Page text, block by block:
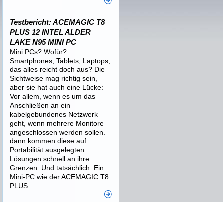
Testbericht: ACEMAGIC T8
PLUS 12 INTEL ALDER
LAKE N95 MINI PC
Mini PCs? Wofür?
Smartphones, Tablets, Laptops,
das alles reicht doch aus? Die
Sichtweise mag richtig sein,
aber sie hat auch eine Lücke:
Vor allem, wenn es um das
Anschließen an ein
kabelgebundenes Netzwerk
geht, wenn mehrere Monitore
angeschlossen werden sollen,
dann kommen diese auf
Portabilität ausgelegten
Lösungen schnell an ihre
Grenzen. Und tatsächlich: Ein
Mini-PC wie der ACEMAGIC T8
PLUS ...